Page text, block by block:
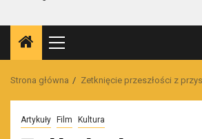
Menu
główne
Strona główna Zetknięcie przeszłości z
Artykuły Film Kultura